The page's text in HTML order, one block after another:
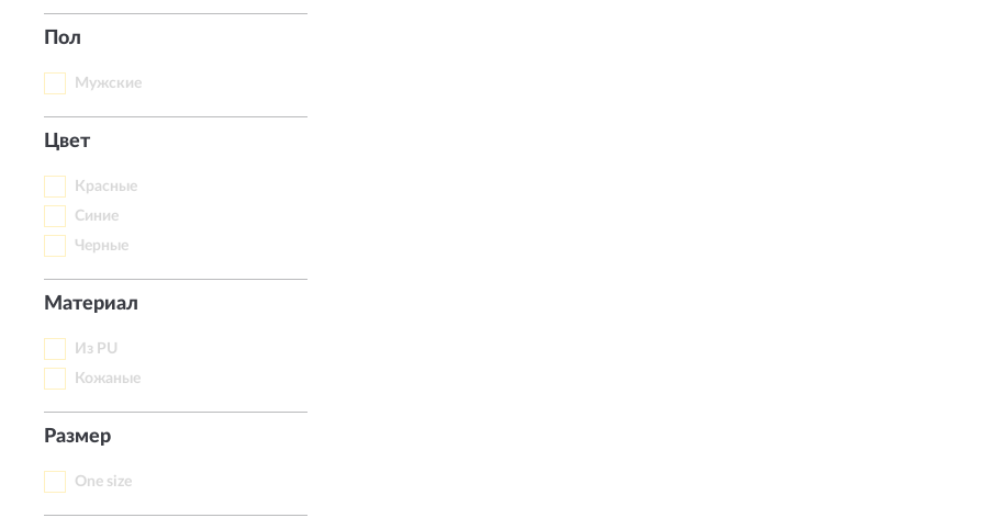
Пол
Мужские
Цвет
Красные
Синие
Черные
Материал
Из PU
Кожаные
Размер
One size